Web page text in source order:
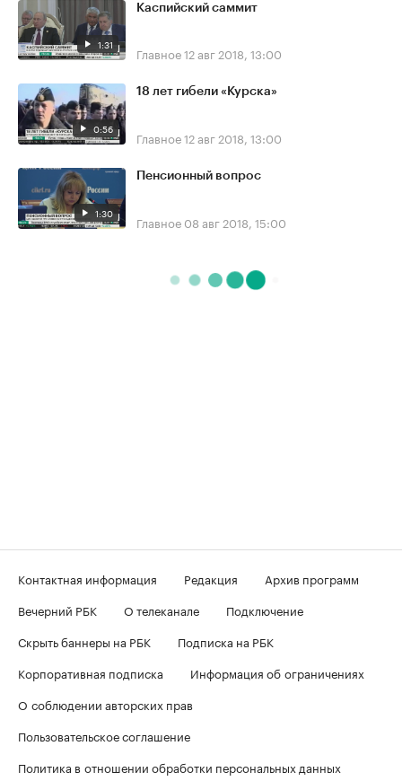
1:31
Каспийский саммит
Главное12 авг 2018, 13:00
0:56
18 лет гибели «Курска»
Главное12 авг 2018, 13:00
1:30
Пенсионный вопрос
Главное 08 авг 2018, 15:00
Контактная информация Редакция
Архив программ
Вечерний РБК
О телеканале
Подключение
Скрыть баннеры на РБК
Подписка на РБК
Корпоративная подписка
Информация об ограничениях
О соблюдении авторских прав
Пользовательское соглашение
Политика в отношении обработки персональных данных